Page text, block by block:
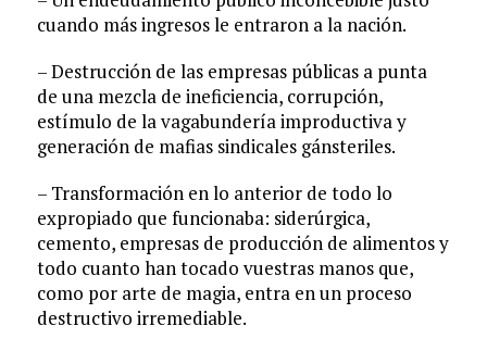
cuando más ingresos le entraron a la nación.
– Destrucción de las empresas públicas a punta
de una mezcla de ineficiencia, corrupción,
estímulo de la vagabundería improductiva y
generación de mafias sindicales gánsteriles.
– Transformación en lo anterior de todo lo
expropiado que funcionaba: siderúrgica,
cemento, empresas de producción de alimentos y
todo cuanto han tocado vuestras manos que,
como por arte de magia, entra en un proceso
destructivo irremediable.